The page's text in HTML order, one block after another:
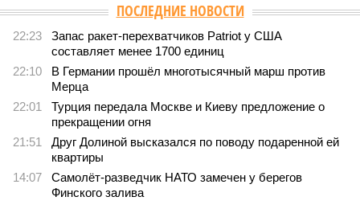
В нескольких станциях от уже сданного «Сказочного леса» пайщики ЖК
«Станция Л» продолжают ждать от компании Capital Group начала
реальной достройки (изображение сгенерировано ИИ)
Пока в Ярославском районе СВАО дольщики «Сказочного леса»
уже получают ключи – в мае 2026 года были получены
заключение о соответствии проектной документации и
разрешение на ввод жилищного комплекса в эксплуатацию –
совсем недалеко, в паре станций метро южнее, на Люблинской
улице, картина, можно сказать, прямо противоположная.